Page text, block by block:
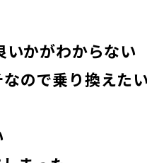
かがわからない
ので乗り換えた